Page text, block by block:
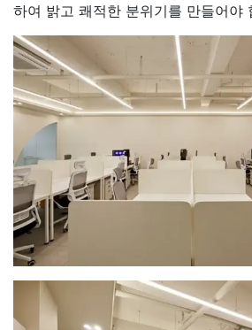
하여 밝고 쾌적한 분위기를 만들어야